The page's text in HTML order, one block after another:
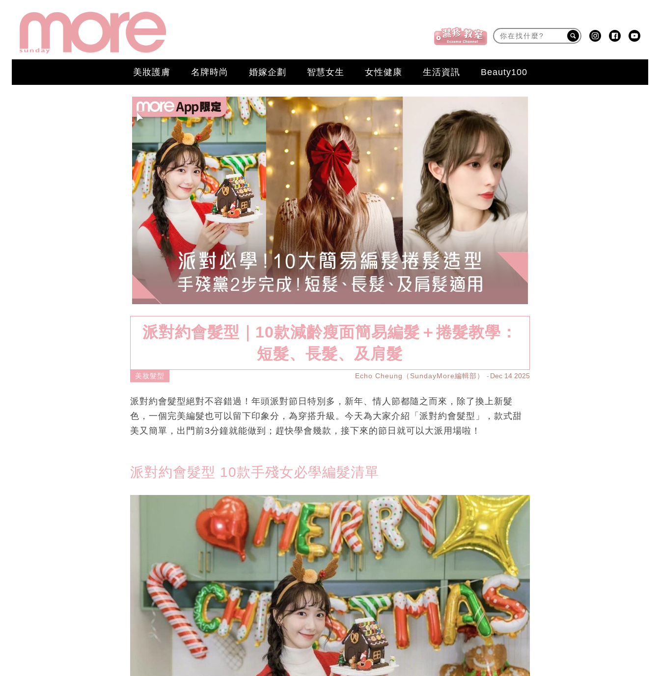
美妝護膚 名牌時尚 婚嫁企劃 智慧女生 女性健康 生活資訊 Beauty100
派對約會髮型｜10款減齡瘦面簡易編髮＋捲髮教學：
短髮、長髮、及肩髮
美妝髮型 Echo Cheung（SundayMore編輯部） Dec 14 2025
派對約會髮型絕對不容錯過！年頭派對節日特別多，新年、情人節都隨之而來，除了換上新髮
色，一個完美編髮也可以留下印象分，為穿搭升級。今天為大家介紹「派對約會髮型」，款式甜
美又簡單，出門前3分鐘就能做到；趕快學會幾款，接下來的節日就可以大派用場啦！
派對約會髮型 10款手殘女必學編髮清單